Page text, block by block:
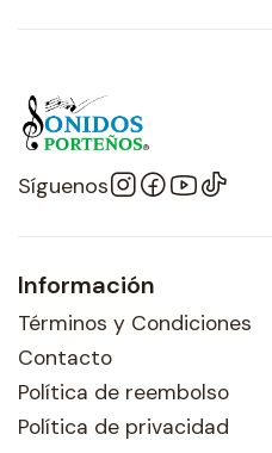
Síguenos
Información
Términos y Condiciones
Contacto
Política de reembolso
Política de privacidad